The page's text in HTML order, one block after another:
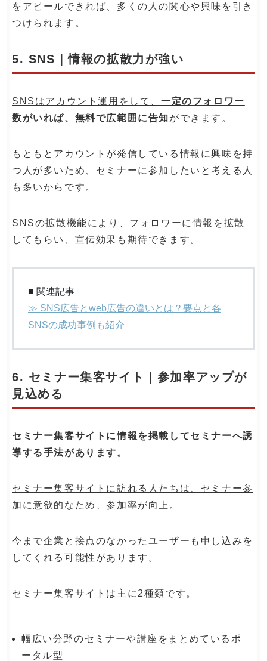
をアピールできれば、多くの人の関心や興味を引き
つけられます。
5. SNS｜情報の拡散力が強い
SNSはアカウント運用をして、 一定のフォロワー
数がいれば、無料で広範囲に告知ができます。
もともとアカウントが発信している情報に興味を持
つ人が多いため、セミナーに参加したいと考える人
も多いからです。
SNSの拡散機能により、フォロワーに情報を拡散
してもらい、宣伝効果も期待できます。
■ 関連記事
≫ SNS広告とweb広告の違いとは？要点と各
SNSの成功事例も紹介
6. セミナー集客サイト｜参加率アップが
見込める
セミナー集客サイトに情報を掲載してセミナーへ誘
導する手法があります。
セミナー集客サイトに訪れる人たちは、セミナー参
加に意欲的なため、参加率が向上。
今まで企業と接点のなかったユーザーも申し込みを
してくれる可能性があります。
セミナー集客サイトは主に2種類です。
幅広い分野のセミナーや講座をまとめているポ
ータル型